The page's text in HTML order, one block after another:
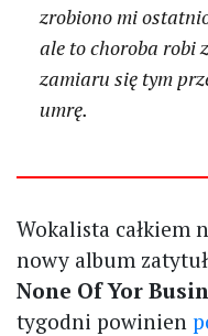
zrobiono mi
ale to choroba robi
zamiaru się tym
umrę.
Wokalista całkiem
nowy album
None Of Yor
tygodni powinien